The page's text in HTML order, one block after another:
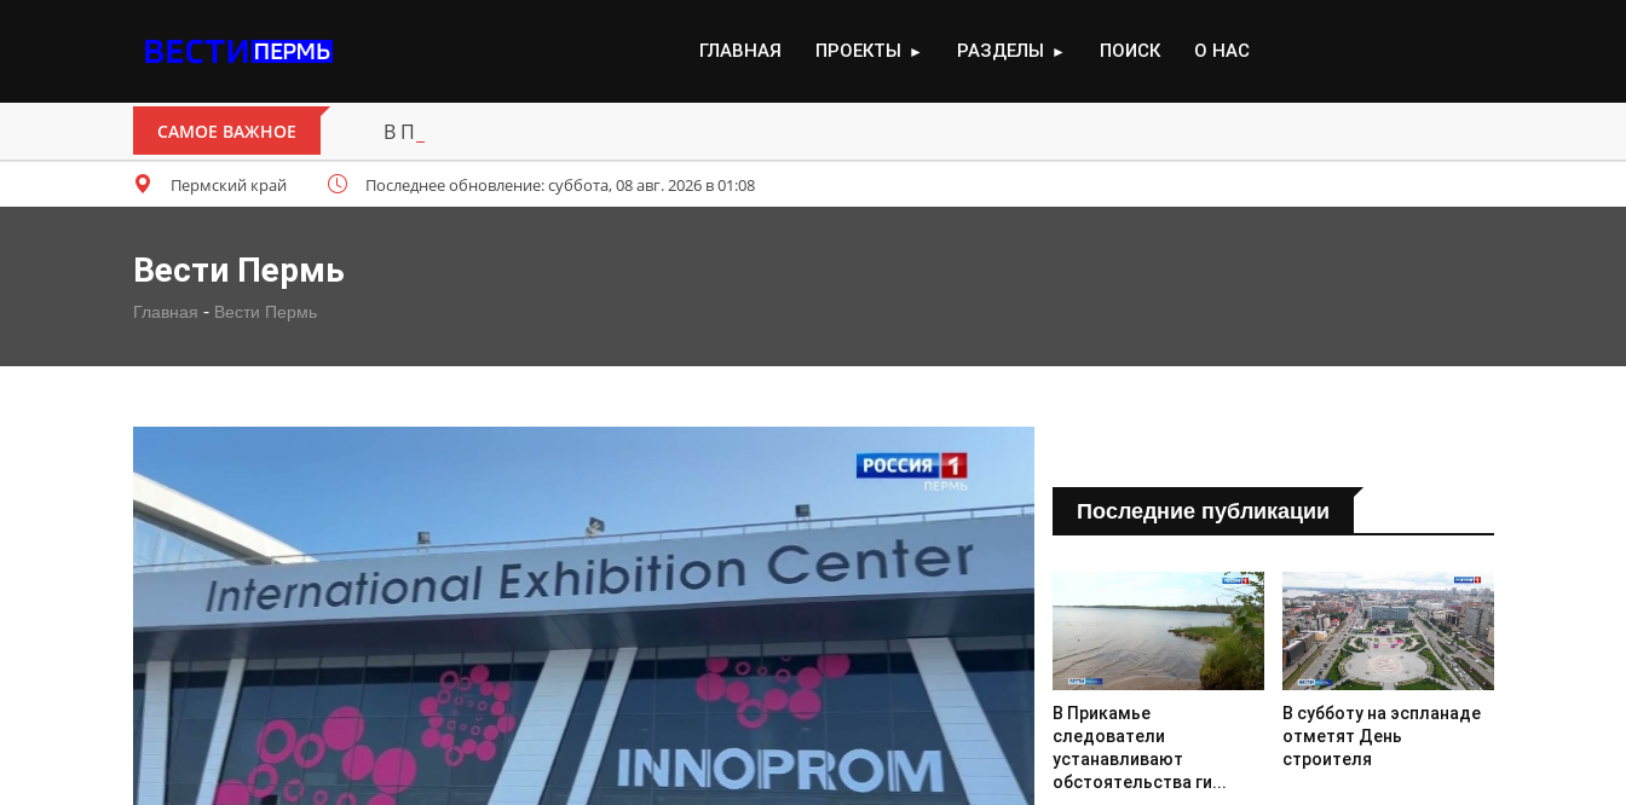
ГЛАВНАЯ ПРОЕКТЫ ► РАЗДЕЛЫ ► ПОИСК О НАС
САМОЕ ВАЖНОЕ В Перми открыт для движения участок трассы ТР-53
Пермский край Последнее обновление: суббота, 08 авг. 2026 в 01:08
Вести Пермь
Главная - Вести Пермь
Последние публикации
В Прикамье
следователи
устанавливают
обстоятельства ги...
В субботу на эспланаде
отметят День
строителя